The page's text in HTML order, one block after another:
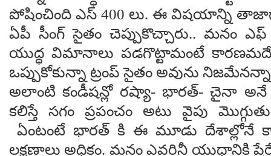
పోషించింది ఎస్ 400 లు. ఈ విష‌యాన్ని
ఏపీ సీంగ్ సైతం చెప్పుకొచ్చారు.. మ‌నం
యుద్ధ విమానాలు ప‌డ‌గొట్టామంటే
ఒప్పుకోకున్నా ట్రంప్ సైతం అవును
అలాంటి కండీష‌న్లో ర‌ష్యా- భార‌త్- చైనా
క‌లిస్తే స‌గం ప్ర‌పంచం అటు వైపు
ఏంటంటే భార‌త్ కి ఈ మూడు దేశాల్లోనే
ల‌క్ష‌ణాలు అధికం. మ‌నం ఎవ‌రినీ యుధానికి